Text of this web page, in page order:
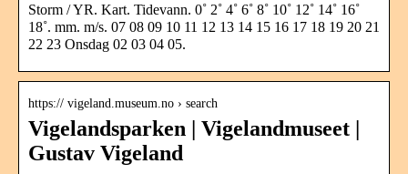
Storm / YR. Kart. Tidevann. 0˚ 2˚ 4˚ 6˚ 8˚ 10˚ 12˚ 14˚ 16˚
18˚. mm. m/s. 07 08 09 10 11 12 13 14 15 16 17 18 19 20 21
22 23 Onsdag 02 03 04 05.
https:// vigeland.museum.no › search
Vigelandsparken | Vigelandmuseet |
Gustav Vigeland